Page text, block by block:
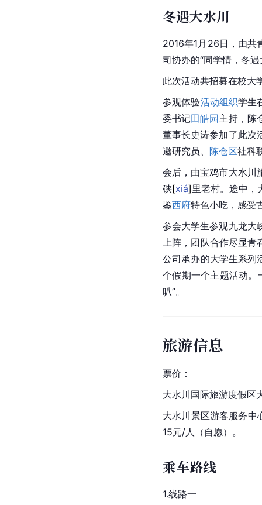
冬遇大水川
2016年1月26日，由共
司协办的“同学情，冬
此次活动共招募在校大
参观体验活动组织学生
委书记田皓园主持，陈
董事长史涛参加了此次
邀研究员、 陈仓区社科
会后，由宝鸡市大水川
硖[xiá]里老村。途中，
鉴西府特色小吃，感受
参会大学生参观九龙大
上阵，团队合作尽显
公司承办的大学生系列
个假期一个主题活动。
叭”。
旅游信息
票价：
大水川国际旅游度假区
大水川景区游客服务
15元/人（自愿）。
乘车路线
1.线路一